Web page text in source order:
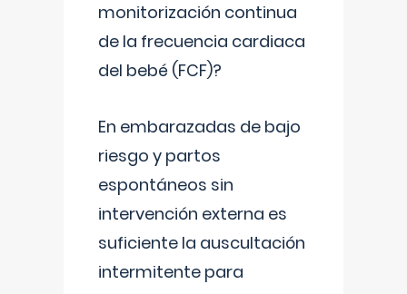
monitorización continua
de la frecuencia cardiaca
del bebé (FCF)?
En embarazadas de bajo
riesgo y partos
espontáneos sin
intervención externa es
suficiente la auscultación
intermitente para